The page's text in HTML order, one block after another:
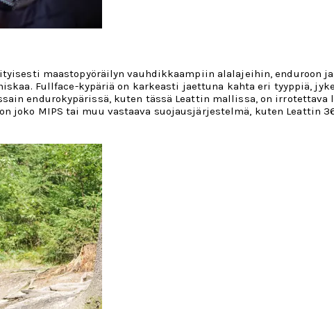
maastopyöräilyn vauhdikkaampiin alalajeihin, enduroon ja
Fullface-kypäriä on karkeasti jaettuna kahta eri tyyppiä,
endurokypärissä, kuten tässä Leattin mallissa, on irrotettava
joko MIPS tai muu vastaava suojausjärjestelmä, kuten Leattin